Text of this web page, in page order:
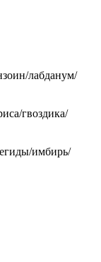
лабданум/
гвоздика/
имбирь/